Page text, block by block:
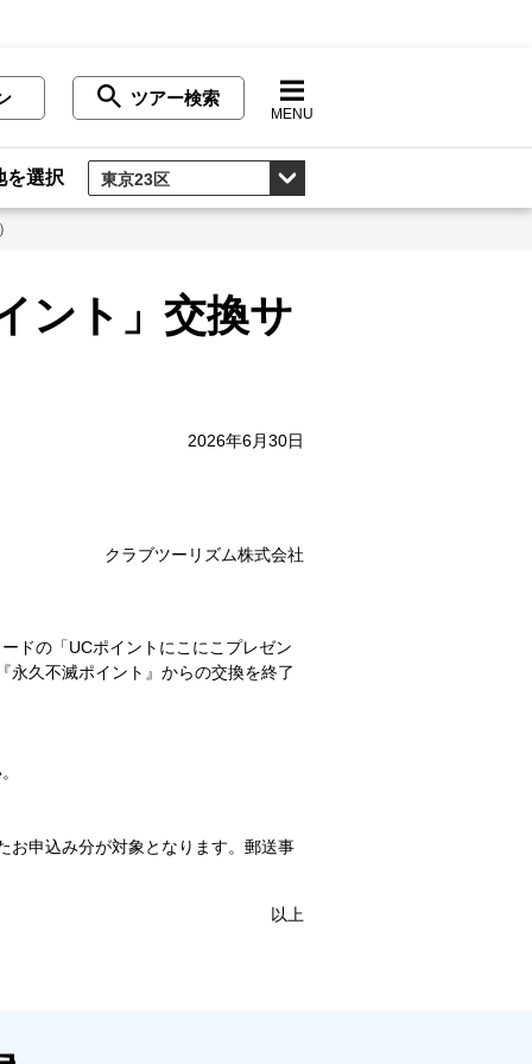
ツアー検索
MENU
を選択
ント」交換サ
2026年6月30日
クラブツーリズム株式会社
ドの「UCポイントにこにこプレゼン
久不滅ポイント』からの交換を終了
お申込み分が対象となります。郵送事
以上